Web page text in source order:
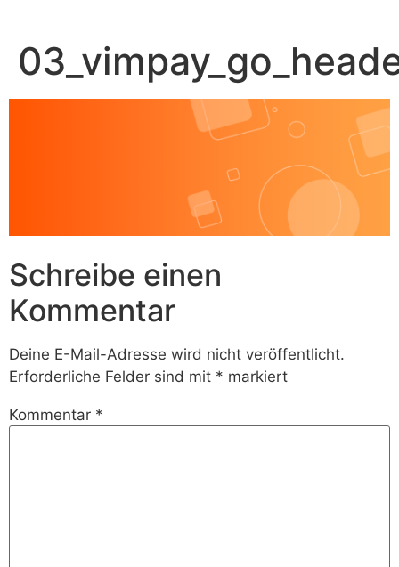
springen
Schreibe einen
Kommentar
Deine E-Mail-Adresse wird nicht veröffentlicht.
Erforderliche Felder sind mit * markiert
Kommentar *